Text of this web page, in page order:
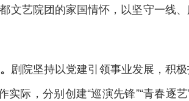
文艺院团的家国情怀，以坚守一线
剧院坚持以党建引领事业发展，积
际，分别创建“巡演先锋”“青春逐艺